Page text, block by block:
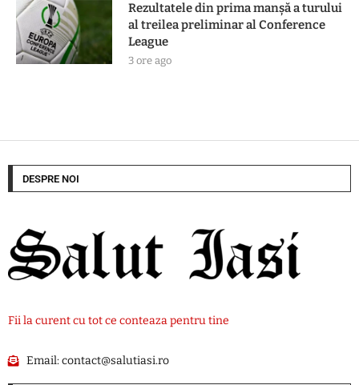
Rezultatele din prima manşă a turului
al treilea preliminar al Conference
League
3 ore ago
DESPRE NOI
Fii la curent cu tot ce conteaza pentru tine
Email:contact@salutiasi.ro